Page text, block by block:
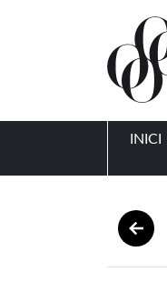
INICI